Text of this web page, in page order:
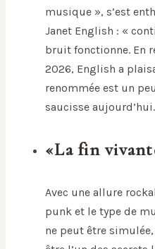
musique », s’est
Janet English : «
bruit fonctionne. En
2026, English a
renommée est un
saucisse
«La fin
Avec une allure
punk et le type de
ne peut être